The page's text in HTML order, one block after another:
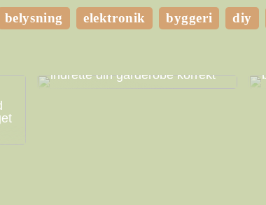
belysning elektronik byggeri diy
indrette din garderobe korrekt